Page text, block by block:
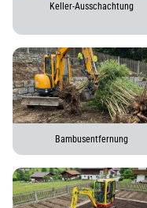
Keller-Ausschachtung
Bambusentfernung